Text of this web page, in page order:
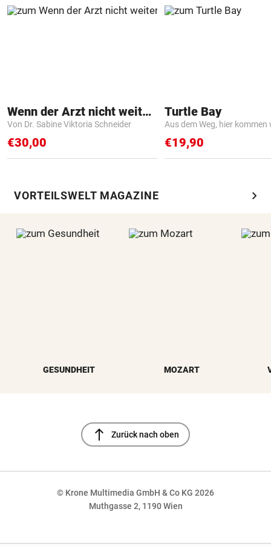
Wenn der Arzt nicht weiter weiß
Von Dr. Sabine Viktoria Schneider
€30,00
Turtle Bay
Aus dem Weg, hier kommen
€19,90
VORTEILSWELT MAGAZINE chevron_right
GESUNDHEIT MOZART
north Zurück nach oben
© Krone Multimedia GmbH & Co KG 2026
Muthgasse 2, 1190 Wien